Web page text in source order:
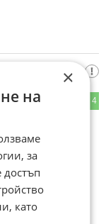
4
в една друга
абзац:
шаси
всичко
задната
×
на
за
като